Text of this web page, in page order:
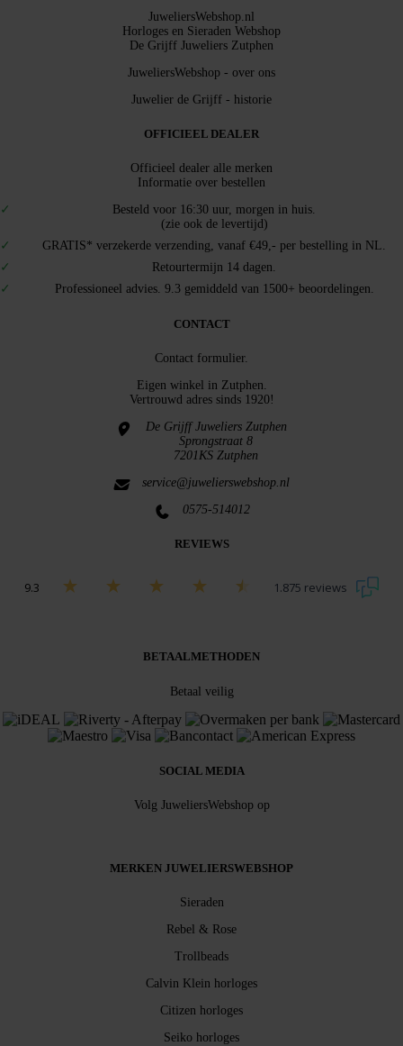
JuweliersWebshop.nl
Horloges en Sieraden Webshop
De Grijff Juweliers Zutphen
JuweliersWebshop - over ons
Juwelier de Grijff - historie
OFFICIEEL DEALER
Officieel dealer alle merken
Informatie over bestellen
Besteld voor 16:30 uur, morgen in huis.
(zie ook de levertijd)
GRATIS* verzekerde verzending, vanaf €49,- per bestelling in NL.
Retourtermijn 14 dagen.
Professioneel advies. 9.3 gemiddeld van 1500+ beoordelingen.
CONTACT
Contact formulier.
Eigen winkel in Zutphen
Vertrouwd adres sinds 1920!
De Grijff Juweliers Zutphen
Sprongstraat 8
7201KS Zutphen
service@juwelierswebshop.nl
0575-514012
REVIEWS
9.3 1.875 reviews
BETAALMETHODEN
Betaal veilig
SOCIAL MEDIA
Volg JuweliersWebshop op
MERKEN JUWELIERSWEBSHOP
Sieraden
Rebel & Rose
Trollbeads
Calvin Klein horloges
Citizen horloges
Seiko horloges